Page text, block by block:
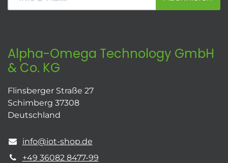
Alpha-Omega Technology GmbH
& Co. KG
Flinsberger Straße 27
Schimberg 37308
Deutschland
info@iot-shop.de
+49 36082 8477-99